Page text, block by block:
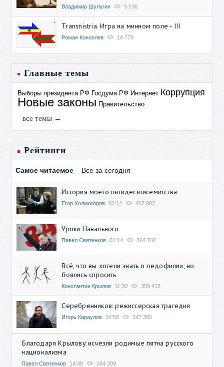
Владимир Шульгин 9 536
Transnistria. Игра на минном поле - III
Роман Коноплев 10 778
Главные темы
Выборы президента РФ Госдума РФ Интернет Коррупция
Новые законы Правительство
все темы →
Рейтинги
Самое читаемое Все за сегодня
История моего пятидесятисемитства
Егор Холмогоров 02:14 407 982
Уроки Навального
Павел Святенков 01:14 364 702
Всё, что вы хотели знать о педофилии, но
боялись спросить
Константин Крылов 11:30 359 412
Серебренников: режиссерская трагедия
Игорь Караулов 14:50 347 385
Благодаря Крылову исчезли родимые пятна русского
национализма
Павел Святенков 14:48 344 308